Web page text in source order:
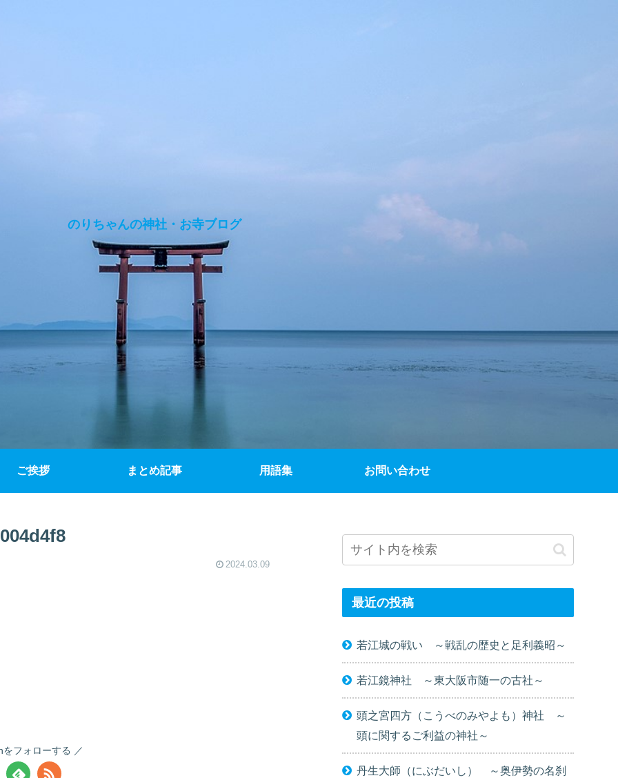
のりちゃんの神社・お寺ブログ
ご挨拶 まとめ記事 用語集 お問い合わせ
2024.03.09
フォローする
最近の投稿
若江城の戦い ～戦乱の歴史と足利義昭～
若江鏡神社 ～東大阪市随一の古社～
頭之宮四方（こうべのみやよも）神社 ～
頭に関するご利益の神社～
丹生大師（にぶだいし） ～奥伊勢の名刹